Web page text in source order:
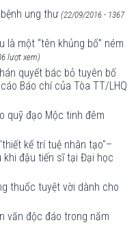
ung thư (22/09/2016 - 1367
là một “tên khủng bố” ném
lượt xem)
quyết bác bỏ tuyên bố
Báo chí của Tòa TT/LHQ
quỹ đạo Mộc tinh đêm
kế trí tuệ nhân tạo"–
khi đậu tiến sĩ tại Đại học
thuốc tuyệt vời dành cho
văn độc đáo trong năm